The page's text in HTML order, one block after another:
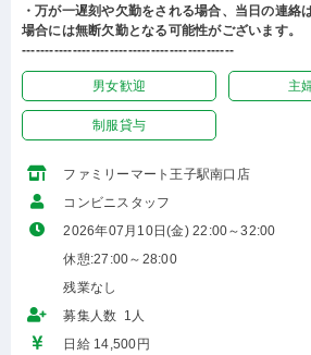
・万が一遅刻や欠勤をされる場合、当日の連
場合には無断欠勤となる可能性がございます。
----------------------------------------------
男女歓迎 主
制服貸与
ファミリーマート王子駅南口店
コンビニスタッフ
2026年07月10日(金) 22:00～32:00
休憩:27:00～28:00
残業なし
募集人数 1人
日給 14,500円